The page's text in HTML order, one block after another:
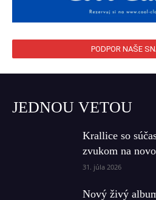
PODPOR NAŠE
JEDNOU VETOU
Krallice so
zvukom na
31. júla 2026
Nový živý